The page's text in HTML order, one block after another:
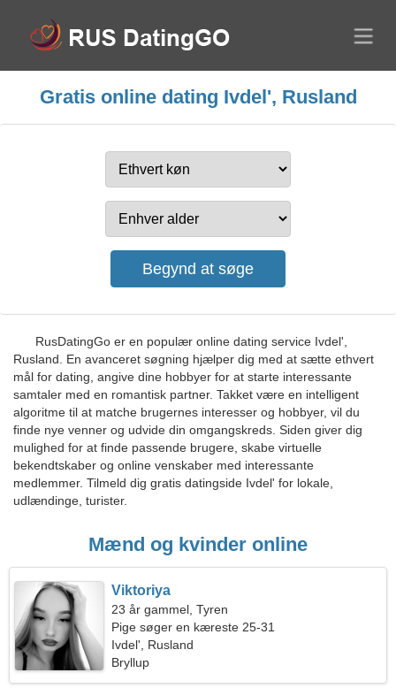
Gratis online dating Ivdel', Rusland
RusDatingGo er en populær online dating service Ivdel',
Rusland. En avanceret søgning hjælper dig med at sætte ethvert
mål for dating, angive dine hobbyer for at starte interessante
samtaler med en romantisk partner. Takket være en intelligent
algoritme til at matche brugernes interesser og hobbyer, vil du
finde nye venner og udvide din omgangskreds. Siden giver dig
mulighed for at finde passende brugere, skabe virtuelle
bekendtskaber og online venskaber med interessante
medlemmer. Tilmeld dig gratis datingside Ivdel' for lokale,
udlændinge, turister.
Mænd og kvinder online
Viktoriya
23 år gammel, Tyren
Pige søger en kæreste 25-31
Ivdel', Rusland
Bryllup